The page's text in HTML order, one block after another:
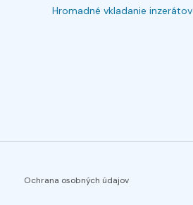
Hromadné vkladanie inzerátov
Ochrana osobných údajov